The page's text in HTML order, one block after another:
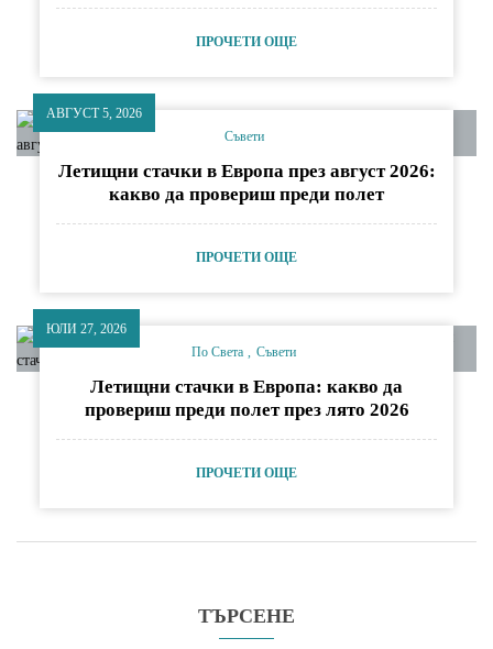
ТЪРСЕНЕ
ПРОЧЕТИ ОЩЕ
АВГУСТ 5, 2026
Съвети
Летищни стачки в Европа през август 2026:
какво да провериш преди полет
ПРОЧЕТИ ОЩЕ
ЮЛИ 27, 2026
По Света
Съвети
Летищни стачки в Европа: какво да
провериш преди полет през лято 2026
ПРОЧЕТИ ОЩЕ